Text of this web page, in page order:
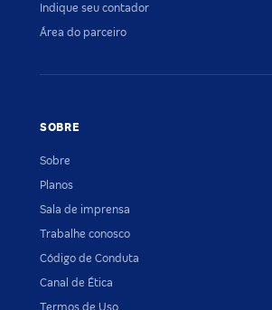
Indique seu contador
Área do parceiro
SOBRE
Sobre
Planos
Sala de imprensa
Trabalhe conosco
Código de Conduta
Canal de Ética
Termos de Uso